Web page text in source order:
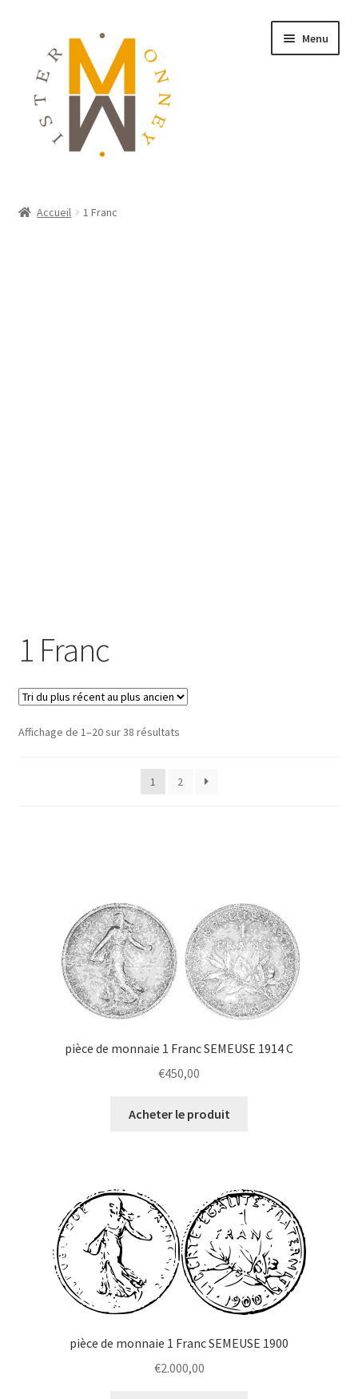
Menu
Accueil 1 Franc
1 Franc
Affichage de 1–20 sur 38 résultats
1 2
pièce de monnaie 1 Franc SEMEUSE 1914 C
€450,00
Acheter le produit
pièce de monnaie 1 Franc SEMEUSE 1900
€2.000,00